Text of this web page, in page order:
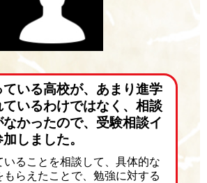
ている高校が、あまり進学
ているわけではなく、相談
かったので、受験相談イ
しました。
いることを相談して、具体的な
もらえたことで、勉強に対する